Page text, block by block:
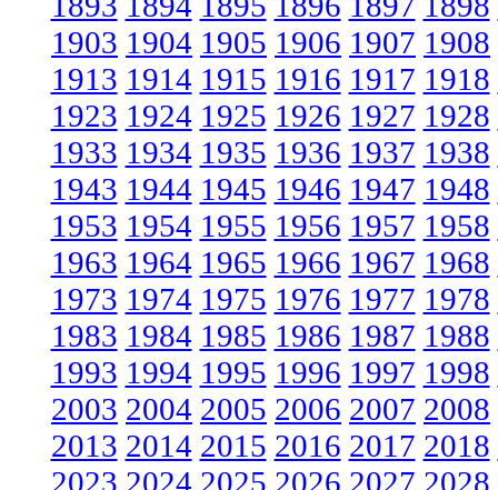
1903 1904 1905 1906 1907 1908
1913 1914 1915 1916 1917 1918
1923 1924 1925 1926 1927 1928
1933 1934 1935 1936 1937 1938
1943 1944 1945 1946 1947 1948
1953 1954 1955 1956 1957 1958
1963 1964 1965 1966 1967 1968
1973 1974 1975 1976 1977 1978
1983 1984 1985 1986 1987 1988
1993 1994 1995 1996 1997 1998
2003 2004 2005 2006 2007 2008
2013 2014 2015 2016 2017 2018
2023 2024 2025 2026 2027 2028